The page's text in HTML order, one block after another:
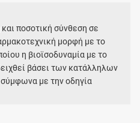
ποσοτική σύνθεση σε
μορφή με το
η βιοϊσοδυναμία με το
βάσει των κατάλληλων
με την οδηγία